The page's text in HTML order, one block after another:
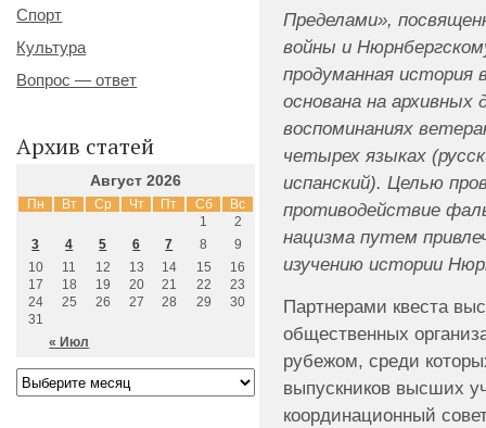
Пределами»,
войны и
продуманная история
основана на архивных
воспоминаниях
четырех языках
испанский). Целью
противодействие
нацизма путем
изучению истории
Партнерами квеста
общественных
рубежом, среди
выпускников высших
координационный
Спорт
Культура
Вопрос — ответ
Архив статей
Август 2026
Пн Вт Ср Чт Пт Сб Вс
« Июл
1
2
3
4 5 6 7 8
9
10
11 12 13 14 15
16
17
18 19 20 21 22
23
24
25 26 27 28 29
30
31